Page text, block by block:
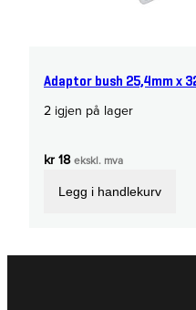
Adaptor bush 25,4mm x
2 igjen på lager
kr18 ekskl. mva
Legg i handlekurv